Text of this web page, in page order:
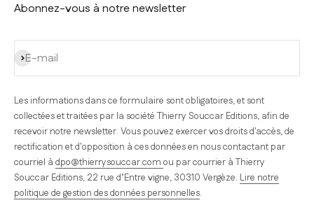
Abonnez-vous à notre newsletter
E-mail
S'inscrire
Les informations dans ce formulaire sont obligatoires, et sont
collectées et traitées par la société Thierry Souccar Editions, afin de
recevoir notre newsletter. Vous pouvez exercer vos droits d'accès, de
rectification et d'opposition à ces données en nous contactant par
courriel à dpo@thierrysouccar.com ou par courrier à Thierry
Souccar Editions, 22 rue d’Entre vigne, 30310 Vergèze. Lire notre
politique de gestion des données personnelles.